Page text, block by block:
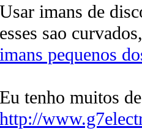
Usar imans de
esses sao
imans pequenos
Eu tenho muitos
http://